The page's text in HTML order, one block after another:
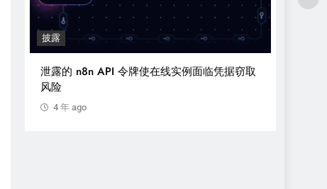
披露
泄露的 n8n API 令牌使在线实例面临凭据窃取
风险
4 年 ago